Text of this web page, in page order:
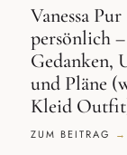
Vanessa Pur
persönlich –
Gedanken,
und Pläne
Kleid
ZUM BEITRAG